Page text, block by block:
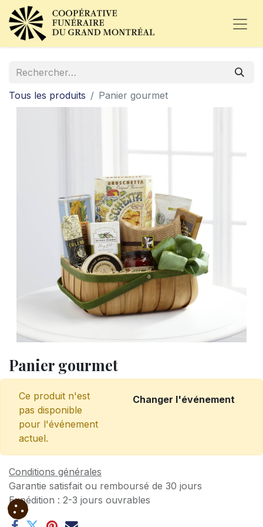
Tous les produits Panier gourmet
Panier gourmet
Ce produit n'est
pas disponible
pour l'événement
actuel.
Changer l'événement
Conditions générales
Garantie satisfait ou remboursé de 30 jours
Expédition : 2-3 jours ouvrables